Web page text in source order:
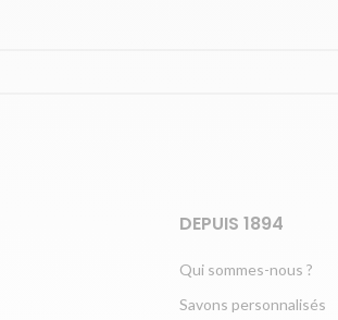
DEPUIS 1894
Qui sommes-nous ?
Savons personnalisés